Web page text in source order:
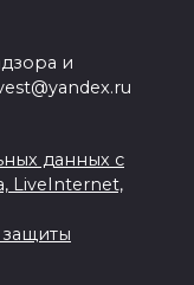
и
данных с
LiveInternet,